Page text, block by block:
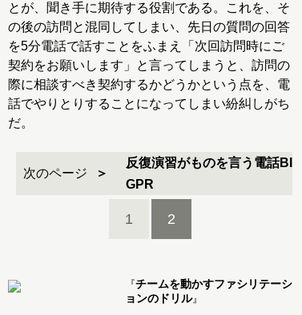
とが、聞き手に期待する役割である。これを、そ
の後の訪問と混同してしまい、先日の質問の回答
を5分電話で話すことをふまえ「次回訪問時にご
契約をお願いします」と言ってしまうと、訪問の
際に相談すべき契約するかどうかという点を、電
話でやりとりすることになってしまい紛糾しがち
だ。
次のページ
反復演習がものを言う電話BI
GPR
1 2
『チームを動かすファシリテーシ
ョンのドリル』